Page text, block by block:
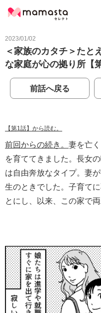
2023/01/02
＜家族のカタチ＞たと
な家庭が心の拠り所【
前話へ戻る
【第1話】から読む。
前回からの続き。 妻を亡
を育ててきました。長女
は自由奔放なタイプ。妻
生のときでした。子育て
とにし、以来、この家で